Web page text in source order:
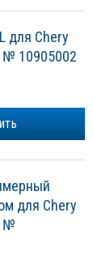
для Chery
№ 10905002
для Chery
№